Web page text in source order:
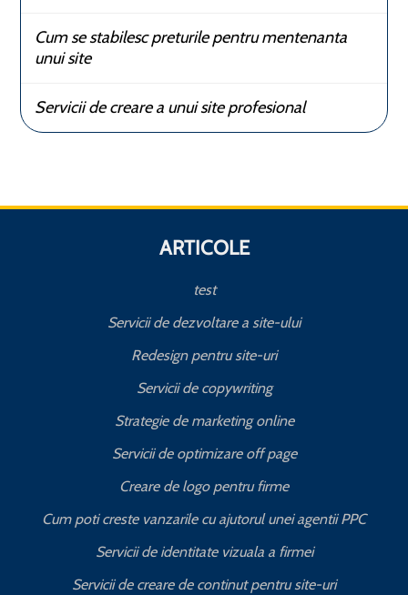
Cum se stabilesc preturile pentru mentenanta
unui site
Servicii de creare a unui site profesional
ARTICOLE
test
Servicii de dezvoltare a site-ului
Redesign pentru site-uri
Servicii de copywriting
Strategie de marketing online
Servicii de optimizare off page
Creare de logo pentru firme
Cum poti creste vanzarile cu ajutorul unei agentii PPC
Servicii de identitate vizuala a firmei
Servicii de creare de continut pentru site-uri